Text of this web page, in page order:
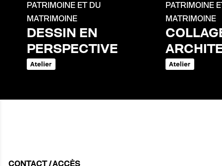
PATRIMOINE ET DU
MATRIMOINE
DESSIN EN
PERSPECTIVE
Atelier
PATRIMOINE
MATRIMOINE
Atelier
CONTACT / ACCÈS